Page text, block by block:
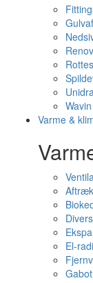
Varme &
El-